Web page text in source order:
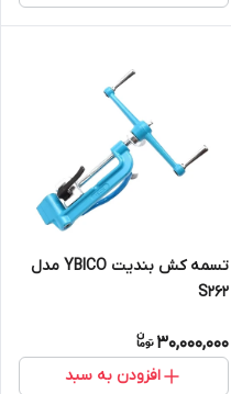
تسمه کش بندیت YBICO مدل
S262
30,000,000
افزودن به سبد